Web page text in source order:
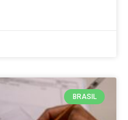
BRASIL